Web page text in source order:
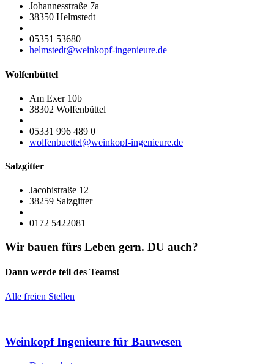
Johannesstraße 7a
38350 Helmstedt
05351 53680
helmstedt@weinkopf-ingenieure.de
Wolfenbüttel
Am Exer 10b
38302 Wolfenbüttel
05331 996 489 0
wolfenbuettel@weinkopf-ingenieure.de
Salzgitter
Jacobistraße 12
38259 Salzgitter
0172 5422081
Wir bauen fürs Leben gern. DU auch?
Dann werde teil des Teams!
Alle freien Stellen
Weinkopf Ingenieure für Bauwesen